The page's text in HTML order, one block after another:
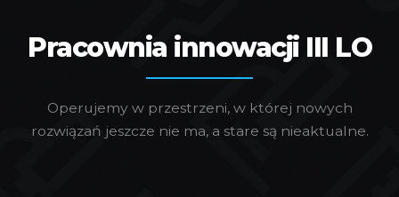
Pracownia innowacji III LO
Operujemy w przestrzeni, w której nowych
rozwiązań jeszcze nie ma, a stare są nieaktualne.